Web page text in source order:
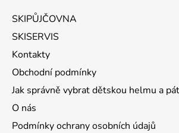
SKIPŮJČOVNA
SKISERVIS
Kontakty
Obchodní podmínky
Jak správně vybrat dětskou helmu a
O nás
Podmínky ochrany osobních údajů